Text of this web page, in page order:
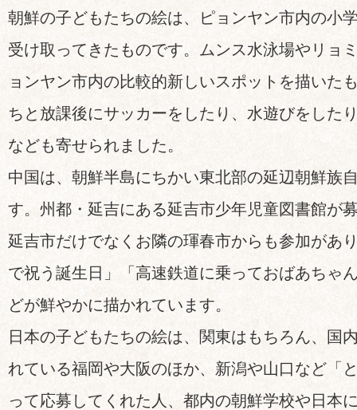
朝鮮の子どもたちの絵は、ピョンヤン市内の小
受け取ってきたものです。ムンス水泳場やリョ
ョンヤン市内の比較的新しいスポットを描いた
ちと放課後にサッカーをしたり、水遊びをした
なども寄せられました。
中国は、朝鮮半島にちかい東北部の延辺朝鮮族
す。州都・延吉にある延吉市少年児童図書館が
延吉市だけでなくお隣の琿春市からも参加があ
で祝う誕生日」「高速鉄道に乗っておばあちゃ
どが鮮やかに描かれています。
日本の子どもたちの絵は、関東はもちろん、国
れている福岡や大阪のほか、新潟や山口など「
って応募してくれた人、都内の朝鮮学校や日本